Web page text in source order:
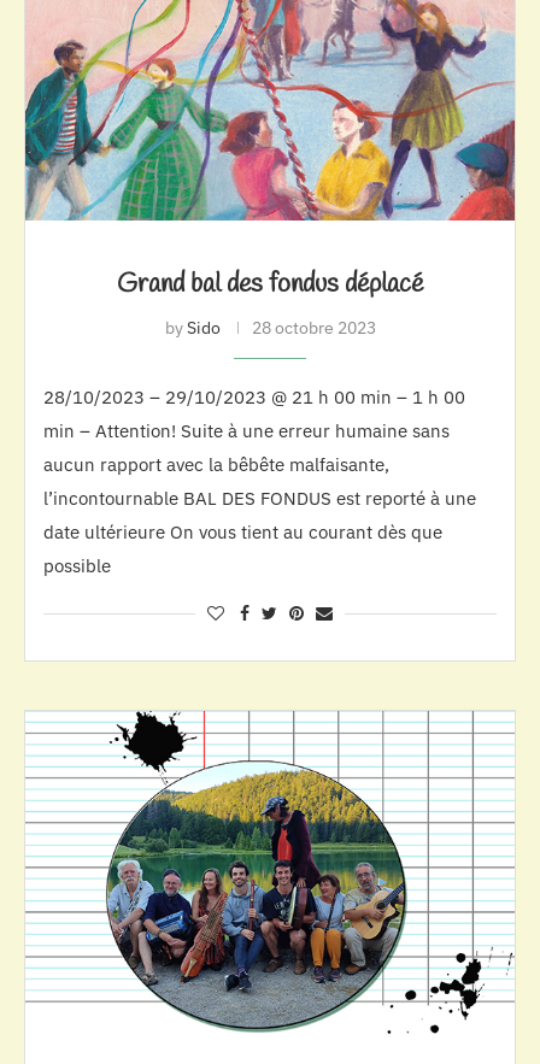
Grand bal des fondus déplacé
bySido 28 octobre 2023
28/10/2023 – 29/10/2023 @ 21 h 00 min – 1 h 00
min – Attention! Suite à une erreur humaine sans
aucun rapport avec la bêbête malfaisante,
l’incontournable BAL DES FONDUS est reporté à une
date ultérieure On vous tient au courant dès que
possible